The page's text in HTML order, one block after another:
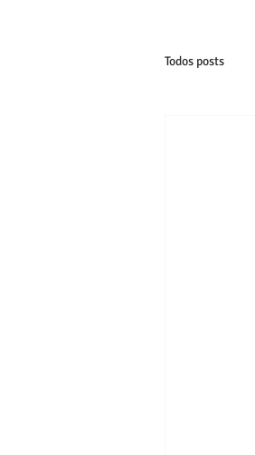
Todos posts